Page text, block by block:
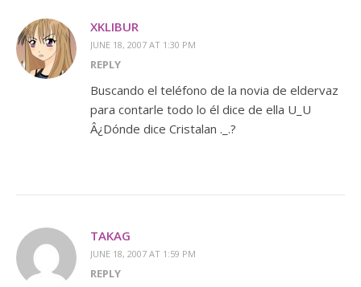
XKLIBUR
JUNE 18, 2007 AT 1:30 PM
REPLY
Buscando el teléfono de la novia de eldervaz
para contarle todo lo él dice de ella U_U
Â¿Dónde dice Cristalan ._.?
TAKAG
JUNE 18, 2007 AT 1:59 PM
REPLY